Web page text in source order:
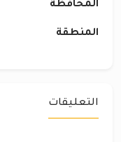
المحافظة
المنطقة
التعليقات